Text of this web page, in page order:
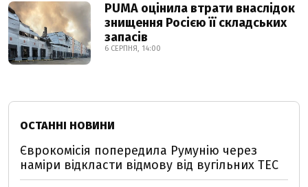
PUMA оцінила втрати внаслідок
знищення Росією її складських
запасів
6 СЕРПНЯ, 14:00
ОСТАННІ НОВИНИ
Єврокомісія попередила Румунію через
наміри відкласти відмову від вугільних ТЕС